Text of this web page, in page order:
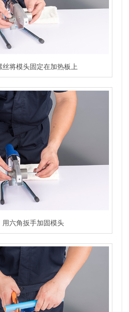
丝将模头固定在加热板上
用六角扳手加固模头